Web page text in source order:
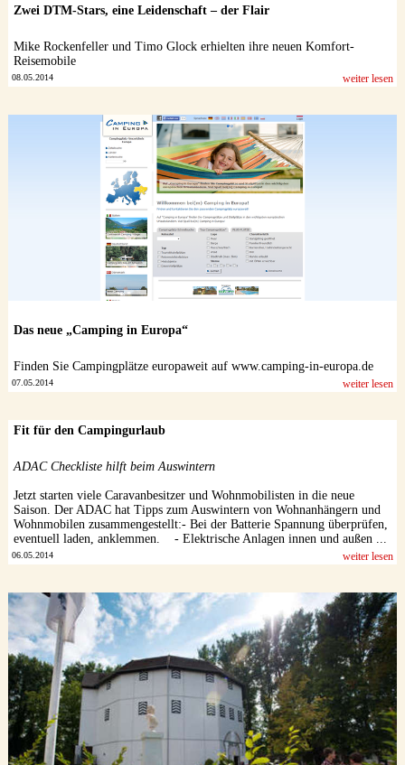
Zwei DTM-Stars, eine Leidenschaft – der Flair
Mike Rockenfeller und Timo Glock erhielten ihre neuen Komfort-
Reisemobile
08.05.2014 weiter lesen
Das neue „Camping in Europa“
Finden Sie Campingplätze europaweit auf www.camping-in-europa.de
07.05.2014 weiter lesen
Fit für den Campingurlaub
ADAC Checkliste hilft beim Auswintern
Jetzt starten viele Caravanbesitzer und Wohnmobilisten in die neue
Saison. Der ADAC hat Tipps zum Auswintern von Wohnanhängern und
Wohnmobilen zusammengestellt:- Bei der Batterie Spannung überprüfen,
eventuell laden, anklemmen. - Elektrische Anlagen innen und außen ...
06.05.2014 weiter lesen